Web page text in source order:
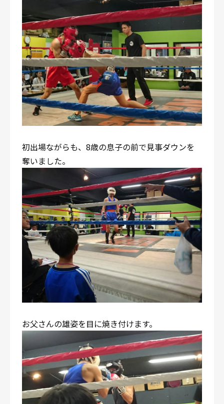
初出場ながらも、8歳の息子の前で見事ダウンを
奪いました。
お父さんの雄姿を目に焼き付けます。